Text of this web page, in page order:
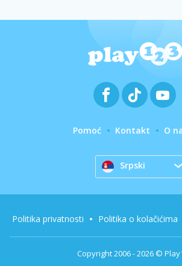
Pomoć Kontakt O
Srpski
Copyright 2006 - 2026 ©
Politika privatnosti Politika o kolačićima